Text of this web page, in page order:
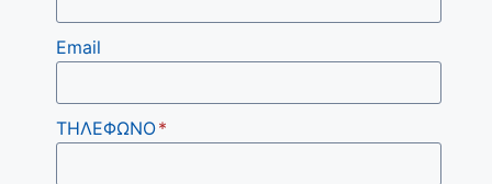
Email
ΤΗΛΕΦΩΝΟ*